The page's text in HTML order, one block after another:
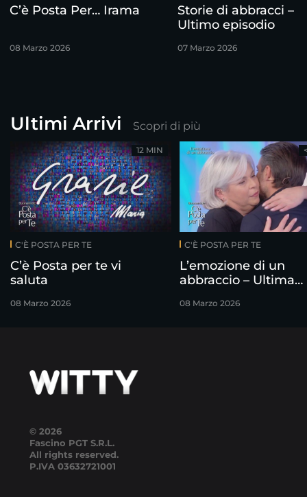
C’è Posta Per… Irama
08 Marzo 2026
Storie di abbracci –
Ultimo episodio
07 Marzo 2026
Ultimi Arrivi Scopri di più
C'È POSTA PER TE
C’è Posta per te vi
saluta
08 Marzo 2026
12 MIN
C'È POSTA PER TE
L’emozione di un
abbraccio – Ultima
08 Marzo 2026
© 2026
Fascino PGT S.R.L.
All rights reserved.
P.IVA 03632721001